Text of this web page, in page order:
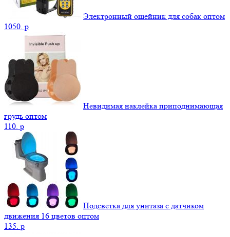
Электронный ошейник для собак оптом
1050. p
Невидимая наклейка приподнимающая
грудь оптом
110. p
Подсветка для унитаза с датчиком
движения 16 цветов оптом
135. p